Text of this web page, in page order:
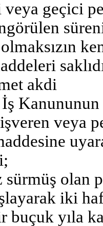
veya geçici
akdi
veya
sürmüş
iki
buçuk yıla